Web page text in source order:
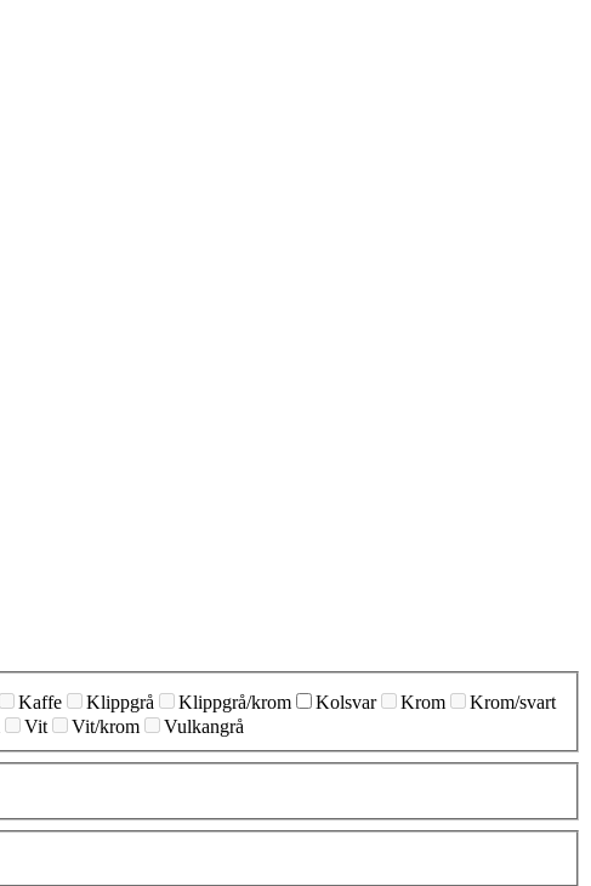
Kaffe Klippgrå Klippgrå/krom Kolsvar Krom
Krom/svart
Vit Vit/krom
Vulkangrå